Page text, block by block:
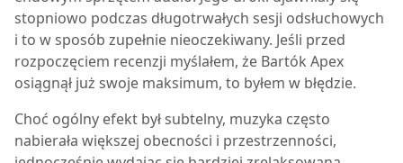
stopniowo podczas długotrwałych sesji odsłuchowych
i to w sposób zupełnie nieoczekiwany. Jeśli przed
rozpoczęciem recenzji myślałem, że Bartók Apex
osiągnął już swoje maksimum, to byłem w błędzie.
Choć ogólny efekt był subtelny, muzyka często
nabierała większej obecności i przestrzenności,